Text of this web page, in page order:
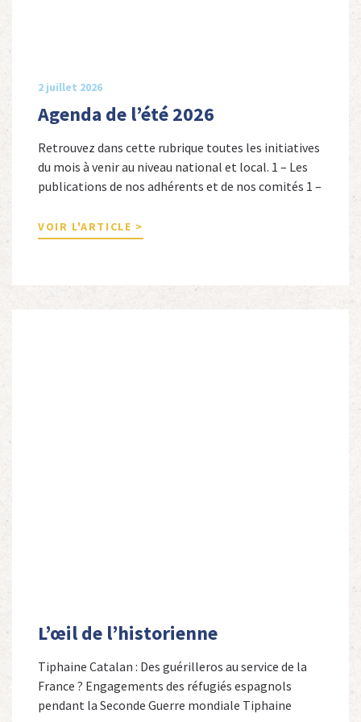
2 juillet 2026
Agenda de l’été 2026
Retrouvez dans cette rubrique toutes les initiatives
du mois à venir au niveau national et local. 1 – Les
publications de nos adhérents et de nos comités 1 –
Cordeboeuf, Christophe Touron et Agnès Dioné,
Nouvelles Sources Éditions, 2026. Ils venaient
autres […]
VOIR L'ARTICLE >
L’œil de l’historienne
Tiphaine Catalan : Des guérilleros au service de la
France ? Engagements des réfugiés espagnols
pendant la Seconde Guerre mondiale Tiphaine